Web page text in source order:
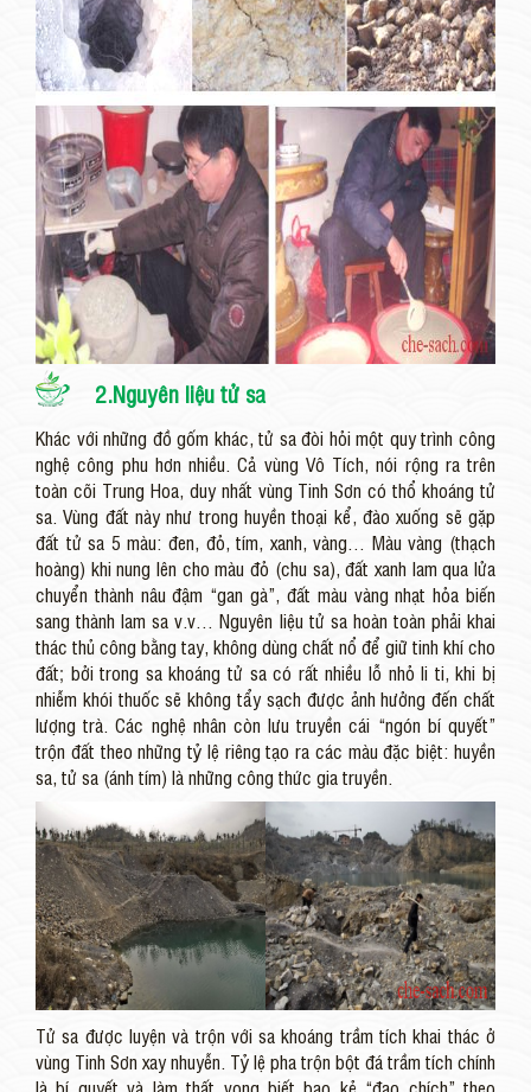
2.Nguyên liệu tử sa
Khác với những đồ gốm khác, tử sa đòi hỏi một quy trình công
nghệ công phu hơn nhiều. Cả vùng Vô Tích, nói rộng ra trên
toàn cõi Trung Hoa, duy nhất vùng Tinh Sơn có thổ khoáng tử
sa. Vùng đất này như trong huyền thoại kể, đào xuống sẽ gặp
đất tử sa 5 màu: đen, đỏ, tím, xanh, vàng… Màu vàng (thạch
hoàng) khi nung lên cho màu đỏ (chu sa), đất xanh lam qua lửa
chuyển thành nâu đậm “gan gà”, đất màu vàng nhạt hỏa biến
sang thành lam sa v.v… Nguyên liệu tử sa hoàn toàn phải khai
thác thủ công bằng tay, không dùng chất nổ để giữ tinh khí cho
đất; bởi trong sa khoáng tử sa có rất nhiều lỗ nhỏ li ti, khi bị
nhiễm khói thuốc sẽ không tẩy sạch được ảnh hưởng đến chất
lượng trà. Các nghệ nhân còn lưu truyền cái “ngón bí quyết”
trộn đất theo những tỷ lệ riêng tạo ra các màu đặc biệt: huyền
sa, tử sa (ánh tím) là những công thức gia truyền.
Tử sa được luyện và trộn với sa khoáng trầm tích khai thác ở
vùng Tinh Sơn xay nhuyễn. Tỷ lệ pha trộn bột đá trầm tích chính